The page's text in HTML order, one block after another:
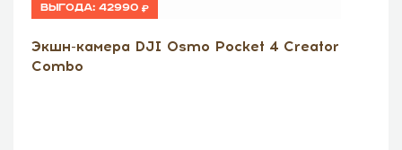
Выгода: 42990
Экшн-камера DJI Osmo Pocket 4 Creator
Combo